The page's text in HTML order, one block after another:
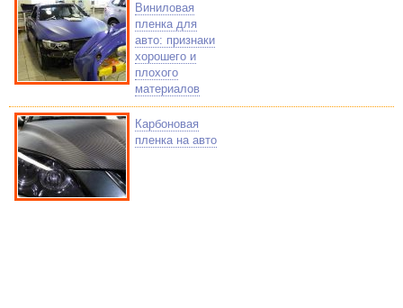
Виниловая
пленка для
авто: признаки
хорошего и
плохого
материалов
Карбоновая
пленка на авто